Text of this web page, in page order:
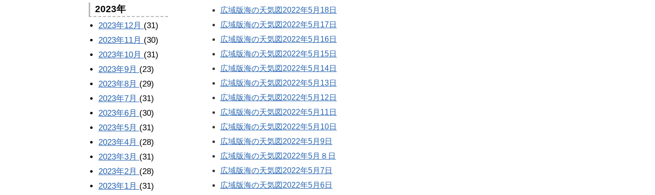
広域版海の天気図2022年5月18日
広域版海の天気図2022年5月17日
広域版海の天気図2022年5月16日
広域版海の天気図2022年5月15日
広域版海の天気図2022年5月14日
広域版海の天気図2022年5月13日
広域版海の天気図2022年5月12日
広域版海の天気図2022年5月11日
広域版海の天気図2022年5月10日
広域版海の天気図2022年5月9日
広域版海の天気図2022年5月８日
広域版海の天気図2022年5月7日
広域版海の天気図2022年5月6日
2023年
2023年12月 (31)
2023年11月 (30)
2023年10月 (31)
2023年9月 (23)
2023年8月 (29)
2023年7月 (31)
2023年6月 (30)
2023年5月 (31)
2023年4月 (28)
2023年3月 (31)
2023年2月 (28)
2023年1月 (31)